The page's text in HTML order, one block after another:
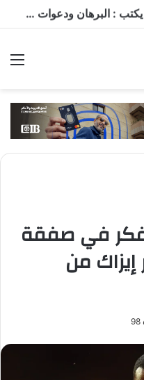
وزير المعادن يكشف لـ«أرض السودان» أين يُباع الذهب السوداني
في صفقة
من
98